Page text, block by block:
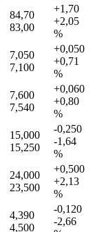
84,70
83,00
+1,70
+2,05
%
7,050
7,100
+0,050
+0,71
%
7,600
7,540
+0,060
+0,80
%
15,000
15,250
-0,250
-1,64
%
24,000
23,500
+0,500
+2,13
%
4,390
4,500
-0,120
-2,66